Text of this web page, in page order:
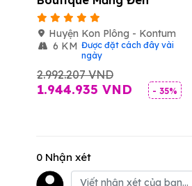
Huyện Kon Plông - Kontum
6 KM Được đặt cách đây vài
ngày
2.992.207 VND
1.944.935 VND - 35%
0 Nhận xét